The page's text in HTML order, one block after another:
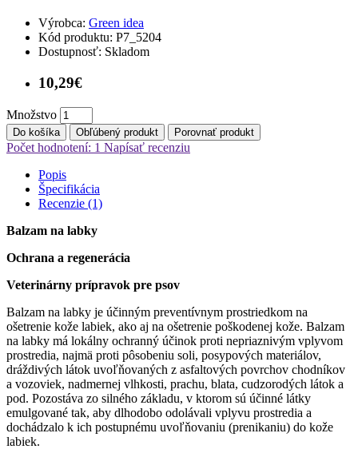
Výrobca: Green idea
Kód produktu: P7_5204
Dostupnosť: Skladom
10,29€
Množstvo
Do košíka Obľúbený produkt Porovnať produkt
Počet hodnotení: 1 Napísať recenziu
Popis
Špecifikácia
Recenzie (1)
Balzam na labky
Ochrana a regenerácia
Veterinárny prípravok pre psov
Balzam na labky je účinným preventívnym prostriedkom na
ošetrenie kože labiek, ako aj na ošetrenie poškodenej kože. Balzam
na labky má lokálny ochranný účinok proti nepriaznivým vplyvom
prostredia, najmä proti pôsobeniu soli, posypových materiálov,
dráždivých látok uvoľňovaných z asfaltových povrchov chodníkov
a vozoviek, nadmernej vlhkosti, prachu, blata, cudzorodých látok a
pod. Pozostáva zo silného základu, v ktorom sú účinné látky
emulgované tak, aby dlhodobo odolávali vplyvu prostredia a
dochádzalo k ich postupnému uvoľňovaniu (prenikaniu) do kože
labiek.